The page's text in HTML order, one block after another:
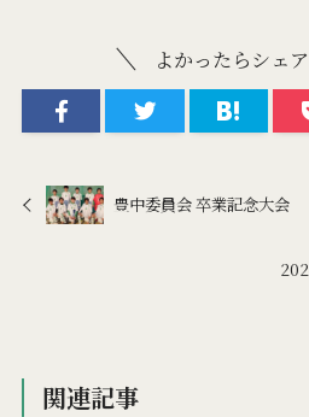
よかったらシェ
豊中委員会 卒業記念大会
関連記事